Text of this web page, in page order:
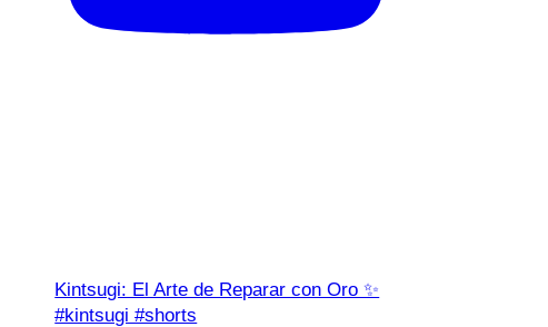
Kintsugi: El Arte de Reparar con Oro ✨
#kintsugi #shorts